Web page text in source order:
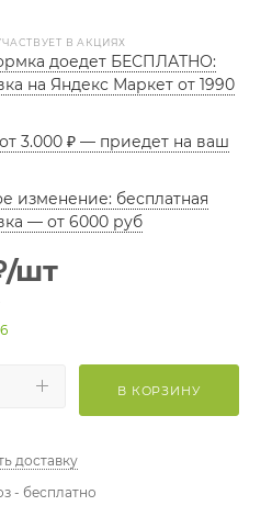
В АКЦИЯХ
доедет БЕСПЛАТНО:
на Яндекс Маркет от 1990
3.000 ₽ — приедет на ваш
изменение: бесплатная
— от 6000 руб
/шт
В КОРЗИНУ
доставку
- бесплатно